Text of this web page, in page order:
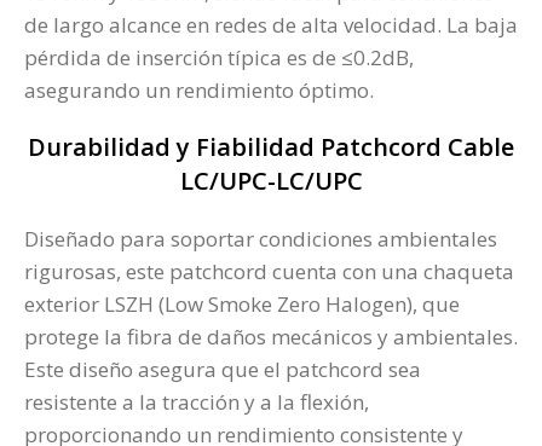
de largo alcance en redes de alta velocidad. La baja
pérdida de inserción típica es de ≤0.2dB,
asegurando un rendimiento óptimo​.
Durabilidad y Fiabilidad Patchcord Cable
LC/UPC-LC/UPC
Diseñado para soportar condiciones ambientales
rigurosas, este patchcord cuenta con una chaqueta
exterior LSZH (Low Smoke Zero Halogen), que
protege la fibra de daños mecánicos y ambientales.
Este diseño asegura que el patchcord sea
resistente a la tracción y a la flexión,
proporcionando un rendimiento consistente y